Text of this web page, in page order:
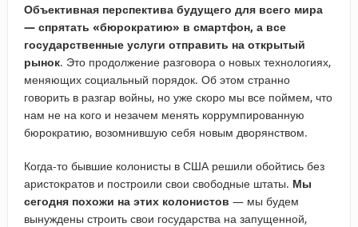
Объективная перспектива будущего для всего мира
— спрятать «бюрократию» в смартфон, а все
государственные услуги отправить на открытый
рынок. Это продолжение разговора о новых технологиях,
меняющих социальный порядок. Об этом странно
говорить в разгар войны, но уже скоро мы все поймем, что
нам не на кого и незачем менять коррумпированную
бюрократию, возомнившую себя новым дворянством.
Когда-то бывшие колонисты в США решили обойтись без
аристократов и построили свои свободные штаты. Мы
сегодня похожи на этих колонистов — мы будем
вынуждены строить свои государства на запущенной,